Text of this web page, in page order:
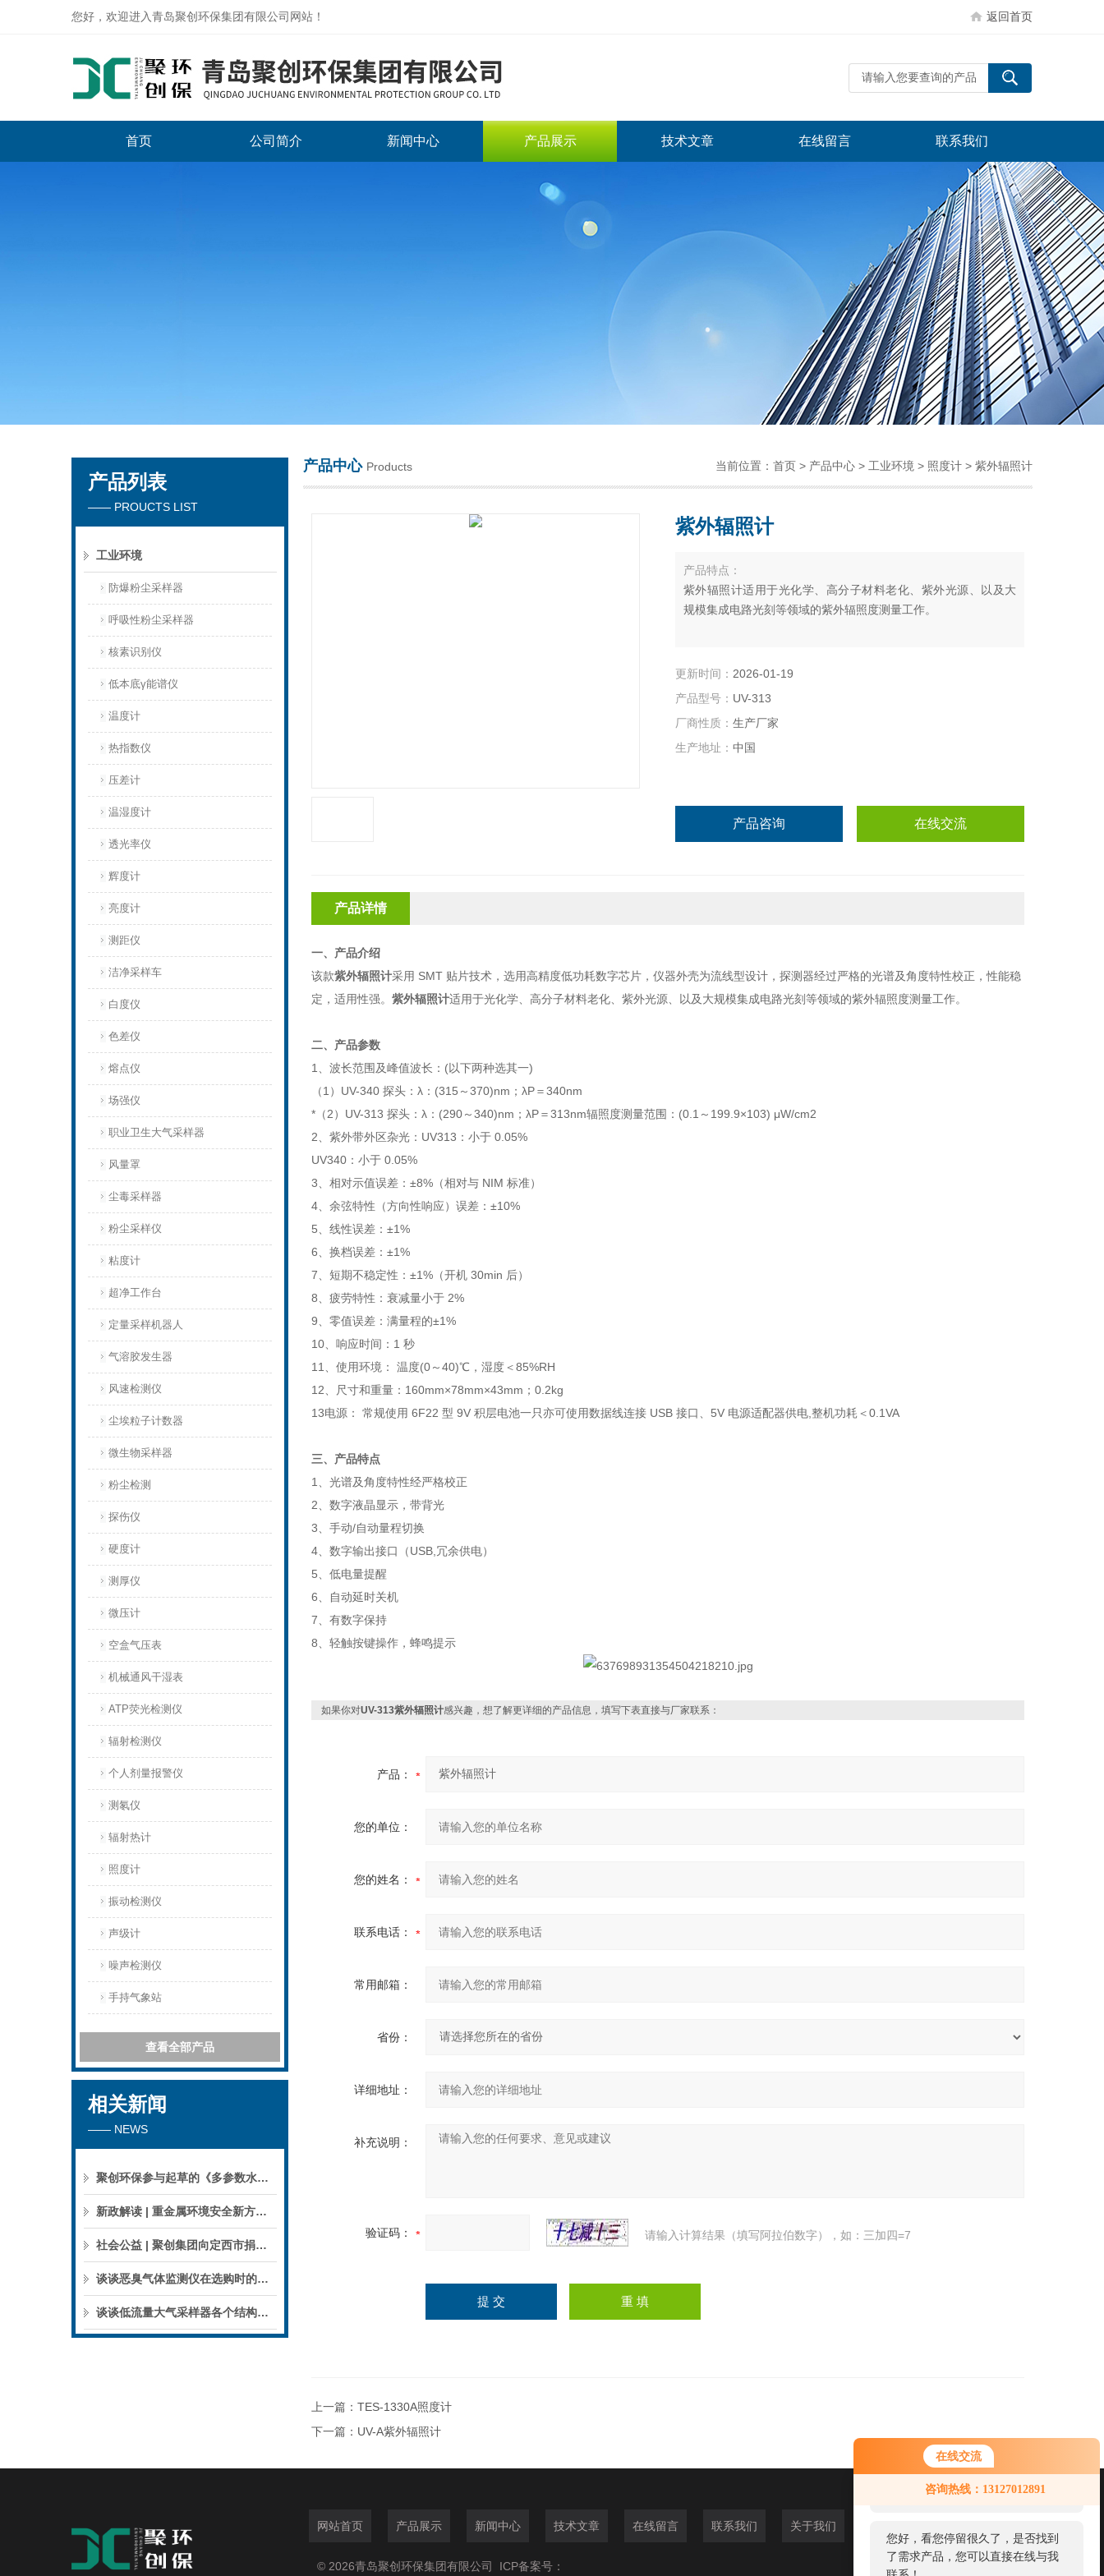
在线交流
咨询热线：13127012891
您好！欢迎前来咨询，很高兴为您
服务，请问您要咨询什么问题呢？
您好，看您停留很久了，是否找到
了需求产品，您可以直接在线与我
您好，欢迎进入青岛聚创环保集团有限公司网站！ 返回首页
首页 公司简介 新闻中心 产品展示 技术文章 在线留言 联系我们
产品列表
—— PROUCTS LIST
工业环境
防爆粉尘采样器
呼吸性粉尘采样器
核素识别仪
低本底γ能谱仪
温度计
热指数仪
压差计
温湿度计
透光率仪
辉度计
亮度计
测距仪
洁净采样车
白度仪
色差仪
熔点仪
场强仪
职业卫生大气采样器
风量罩
尘毒采样器
粉尘采样仪
粘度计
超净工作台
定量采样机器人
气溶胶发生器
风速检测仪
尘埃粒子计数器
微生物采样器
粉尘检测
探伤仪
硬度计
测厚仪
微压计
空盒气压表
机械通风干湿表
ATP荧光检测仪
辐射检测仪
个人剂量报警仪
测氡仪
辐射热计
照度计
振动检测仪
声级计
噪声检测仪
手持气象站
查看全部产品
相关新闻
—— NEWS
聚创环保参与起草的《多参数水质分析仪》团标正式公布，促进国产仪器创新升级
新政解读 | 重金属环境安全新方案来了，聚焦5省21市！
社会公益 | 聚创集团向定西市捐赠检验检测仪器设备
谈谈恶臭气体监测仪在选购时的建议和指南
谈谈低流量大气采样器各个结构的特点
产品中心 Products 当前位置： 首页 > 产品中心 > 工业环境 > 照度计 > 紫外辐照计
紫外辐照计
产品特点：
紫外辐照计适用于光化学、高分子材料老化、紫外光源、以及大
规模集成电路光刻等领域的紫外辐照度测量工作。
更新时间： 2026-01-19
产品型号： UV-313
厂商性质： 生产厂家
生产地址： 中国
产品咨询 在线交流
产品详情
一、产品介绍
该款紫外辐照计采用 SMT 贴片技术，选用高精度低功耗数字芯片，仪器外壳为流线型设计，探测器经过严格的光谱及角度特性校正，性能稳
定，适用性强。 紫外辐照计适用于光化学、高分子材料老化、紫外光源、以及大规模集成电路光刻等领域的紫外辐照度测量工作。
二、产品参数
1、波长范围及峰值波长：(以下两种选其一)
（1）UV-340 探头：λ：(315～370)nm；λP＝340nm
*（2）UV-313 探头：λ：(290～340)nm；λP＝313nm辐照度测量范围：(0.1～199.9×103) μW/cm2
2、紫外带外区杂光：UV313：小于 0.05%
UV340：小于 0.05%
3、相对示值误差：±8%（相对与 NIM 标准）
4、余弦特性（方向性响应）误差：±10%
5、线性误差：±1%
6、换档误差：±1%
7、短期不稳定性：±1%（开机 30min 后）
8、疲劳特性：衰减量小于 2%
9、零值误差：满量程的±1%
10、响应时间：1 秒
11、使用环境： 温度(0～40)℃，湿度＜85%RH
12、尺寸和重量：160mm×78mm×43mm；0.2kg
13电源： 常规使用 6F22 型 9V 积层电池一只亦可使用数据线连接 USB 接口、5V 电源适配器供电,整机功耗＜0.1VA
三、产品特点
1、光谱及角度特性经严格校正
2、数字液晶显示，带背光
3、手动/自动量程切换
4、数字输出接口（USB,冗余供电）
5、低电量提醒
6、自动延时关机
7、有数字保持
8、轻触按键操作，蜂鸣提示
如果你对UV-313紫外辐照计感兴趣，想了解更详细的产品信息，填写下表直接与厂家联系：
产品：
您的单位：
您的姓名：
联系电话：
常用邮箱：
省份：
详细地址：
补充说明：
验证码： 请输入计算结果（填写阿拉伯数字），如：三加四=7
上一篇： TES-1330A照度计
下一篇： UV-A紫外辐照计
网站首页 产品展示 新闻中心 技术文章 在线留言 联系我们 关于我们
© 2026青岛聚创环保集团有限公司 ICP备案号：